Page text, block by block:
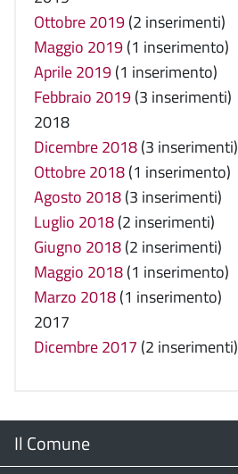
Ottobre 2019(2 inserimenti)
Maggio 2019(1 inserimento)
Aprile 2019(1 inserimento)
Febbraio 2019(3 inserimenti)
2018
Dicembre 2018(3 inserimenti)
Ottobre 2018(1 inserimento)
Agosto 2018(3 inserimenti)
Luglio 2018(2 inserimenti)
Giugno 2018(2 inserimenti)
Maggio 2018(1 inserimento)
Marzo 2018(1 inserimento)
2017
Dicembre 2017 (2 inserimenti)
Menu
Il Comune